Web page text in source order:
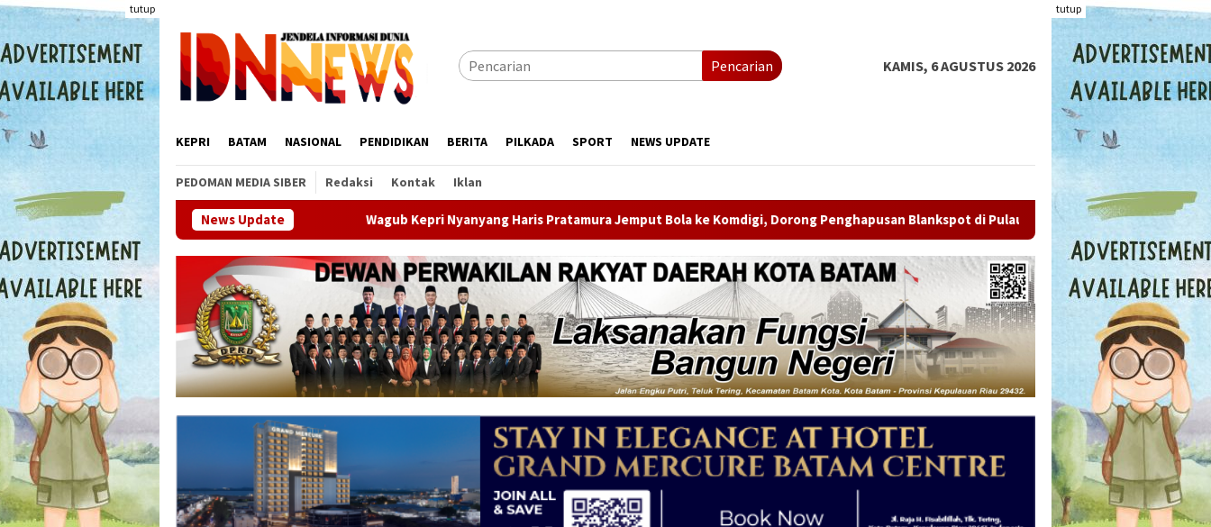
Loncat
ke
konten
tutup tutup
Pencarian KAMIS, 6 AGUSTUS 2026
KEPRI BATAM NASIONAL PENDIDIKAN BERITA PILKADA SPORT NEWS UPDATE
PEDOMAN MEDIA SIBER Redaksi Kontak Iklan
News Update
Wagub Kepri Nyanyang Haris Pratamura Jemput Bola ke Komdigi, Dorong Penghapusan Blankspot di Pulau Terluar Mantan Ketua PWI Kepri Socrates